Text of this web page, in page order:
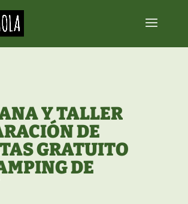
Y TALLER
DE
GRATUITO
DE